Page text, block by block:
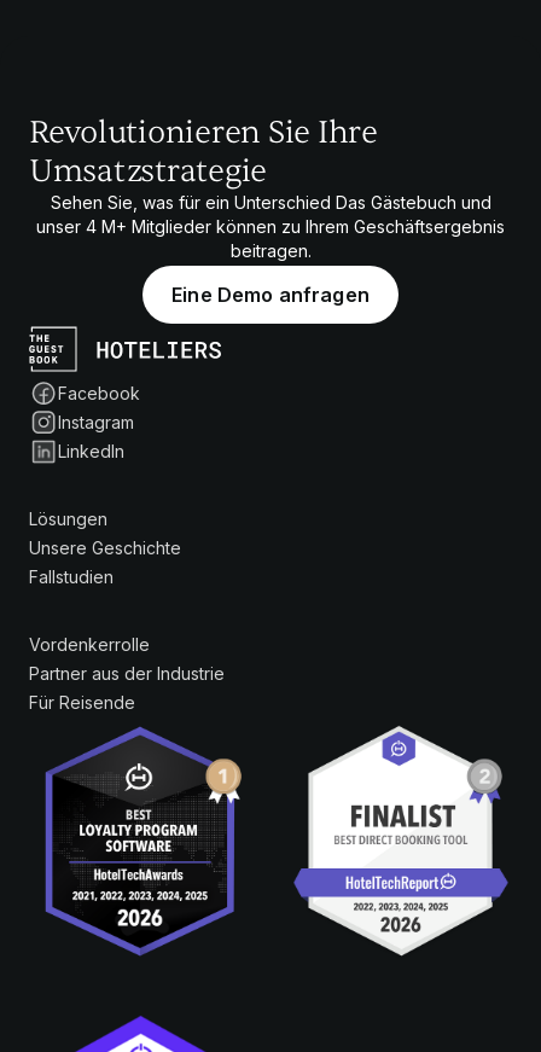
Revolutionieren Sie Ihre
Umsatzstrategie
Sehen Sie, was für ein Unterschied Das Gästebuch und
unser 4 M+ Mitglieder können zu Ihrem Geschäftsergebnis
beitragen.
Eine Demo anfragen
Facebook
Instagram
LinkedIn
Lösungen
Unsere Geschichte
Fallstudien
Vordenkerrolle
Partner aus der Industrie
Für Reisende